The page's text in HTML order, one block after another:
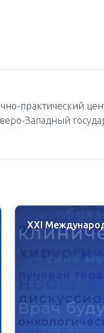
практический
Западный
XXI